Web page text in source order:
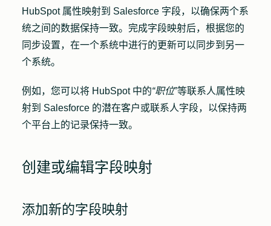
HubSpot 属性映射到 Salesforce 字段，以确保两个系
统之间的数据保持一致。完成字段映射后，根据您的
同步设置，在一个系统中进行的更新可以同步到另一
个系统。
例如，您可以将 HubSpot 中的“职位”等联系人属性映
射到 Salesforce 的潜在客户或联系人字段，以保持两
个平台上的记录保持一致。
创建或编辑字段映射
添加新的字段映射